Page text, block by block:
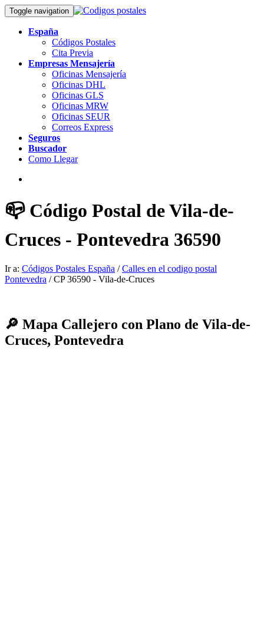
Toggle navigation
España
Códigos Postales
Cita Previa
Empresas Mensajería
Oficinas Mensajería
Oficinas DHL
Oficinas GLS
Oficinas MRW
Oficinas SEUR
Correos Express
Seguros
Buscador
Como Llegar
📪 Código Postal de Vila-de-
Cruces - Pontevedra 36590
Ir a: Códigos Postales España /Calles en el codigo postal
Pontevedra / CP 36590 - Vila-de-Cruces
🔎 Mapa Callejero con Plano de Vila-de-
Cruces, Pontevedra